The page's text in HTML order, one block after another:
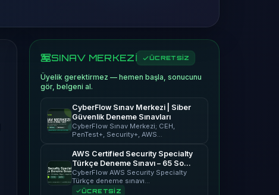
SINAV MERKEZİ ÜCRETSİZ
Üyelik gerektirmez — hemen başla, sonucunu
gör, belgeni al.
CyberFlow Sınav Merkezi | Siber
Güvenlik Deneme Sınavları
CyberFlow Sınav Merkezi; CEH,
PenTest+, Security+, AWS…
AWS Certified Security Specialty
Türkçe Deneme Sınavı – 65 Soru
| CyberFlow
CyberFlow AWS Security Specialty
Türkçe deneme sınavı…
ÜCRETSİZ